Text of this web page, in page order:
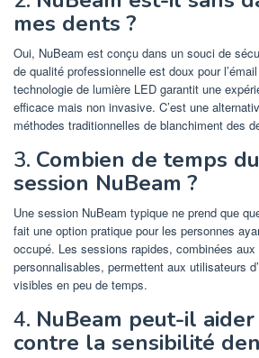
mes dents ?
Oui, NuBeam est conçu dans un souci de
de qualité professionnelle est doux pour
technologie de lumière LED garantit une
efficace mais non invasive. C’est une
méthodes traditionnelles de blanchiment des
3. Combien de temps
session NuBeam ?
Une session NuBeam typique ne prend que
fait une option pratique pour les personnes
occupé. Les sessions rapides, combinées aux
personnalisables, permettent aux utilisateurs
visibles en peu de temps.
4. NuBeam peut-il
contre la sensibilité